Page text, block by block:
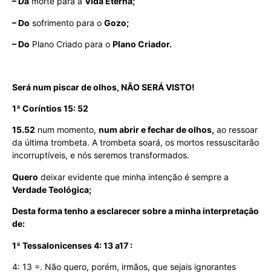
– Do sofrimento para o Gozo;
– Do Plano Criado para o Plano Criador.
Será num piscar de olhos, NÃO SERÁ VISTO!
1ª Coríntios 15: 52
15.52 num momento, num abrir e fechar de olhos, ao ressoar
da última trombeta. A trombeta soará, os mortos ressuscitarão
incorruptíveis, e nós seremos transformados.
Quero deixar evidente que minha intenção é sempre a
Verdade Teológica;
Desta forma tenho a esclarecer sobre a minha interpretação
de:
1ª Tessalonicenses 4: 13 a17 :
4: 13 =. Não quero, porém, irmãos, que sejais ignorantes